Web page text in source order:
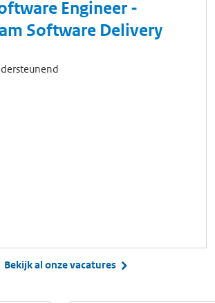
Engineer -
Software Delivery
Bekijk al onze vacatures